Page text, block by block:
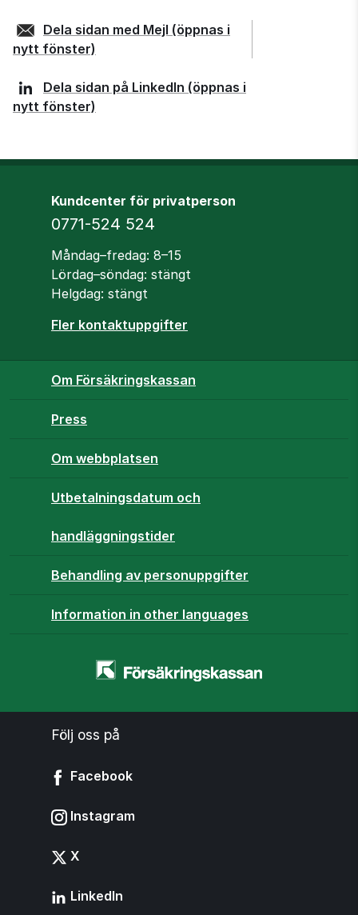
Dela sidan med Mejl (öppnas i
nytt fönster)
Dela sidan på LinkedIn (öppnas i
nytt fönster)
Kundcenter för privatperson
Telefon
0771-524 524
Öppettider
Måndag–fredag: 8–15
Lördag–söndag: stängt
Helgdag: stängt
Fler kontaktuppgifter
Om Försäkringskassan
Press
Om webbplatsen
Utbetalningsdatum och
handläggningstider
Behandling av personuppgifter
Information in other languages
Startsidan
Följ oss på
Facebook
Instagram
X
LinkedIn